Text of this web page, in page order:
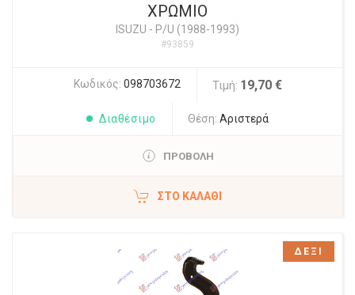
ΧΡΩΜΙΟ
ISUZU - P/U (1988-1993)
#93859
Κωδικός: 098703672 Τιμή: 19,70 €
Διαθέσιμο Θέση: Αριστερά
ΠΡΟΒΟΛΗ
ΣΤΟ ΚΑΛΆΘΙ
ΔΕΞΙ